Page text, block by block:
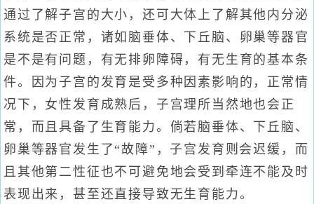
通过了解子宫的大小，还可大体上了解其他内分泌
系统是否正常，诸如脑垂体、下丘脑、卵巢等器官
是不是有问题，有无排卵障碍，有无生育的基本条
件。因为子宫的发育是受多种因素影响的，正常情
况下，女性发育成熟后，子宫理所当然地也会正
常，而且具备了生育能力。倘若脑垂体、下丘脑、
卵巢等器官发生了“故障”，子宫发育则会迟缓，而
且其他第二性征也不可避免地会受到牵连不能及时
表现出来，甚至还直接导致无生育能力。